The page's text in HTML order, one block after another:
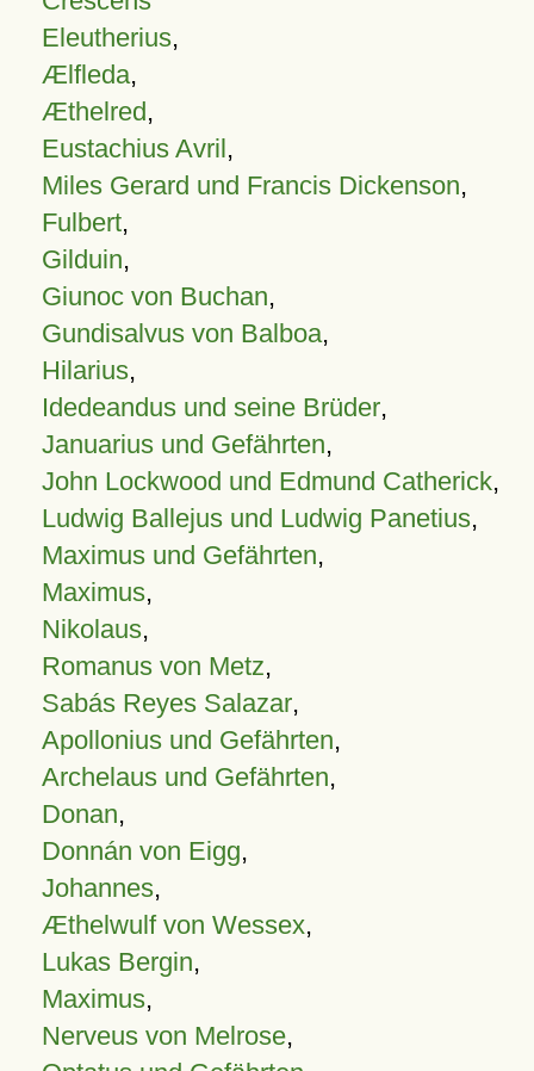
Eleutherius,
Ælfleda,
Æthelred,
Eustachius Avril,
Miles Gerard und Francis Dickenson,
Fulbert,
Gilduin,
Giunoc von Buchan,
Gundisalvus von Balboa,
Hilarius,
Idedeandus und seine Brüder,
Januarius und Gefährten,
John Lockwood und Edmund Catherick,
Ludwig Ballejus und Ludwig Panetius,
Maximus und Gefährten,
Maximus,
Nikolaus,
Romanus von Metz,
Sabás Reyes Salazar,
Apollonius und Gefährten,
Archelaus und Gefährten,
Donan,
Donnán von Eigg,
Johannes,
Æthelwulf von Wessex,
Lukas Bergin,
Maximus,
Nerveus von Melrose,